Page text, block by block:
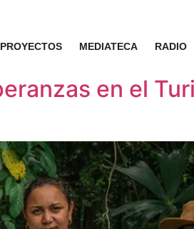
PROYECTOS MEDIATECA RADIO
en el